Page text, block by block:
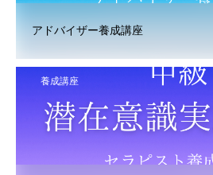
アドバイザー養成講座
養成講座